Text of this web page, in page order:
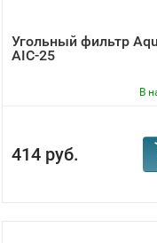
имеют
суток, что
Угольный фильтр
AIC-25
В
414 руб.